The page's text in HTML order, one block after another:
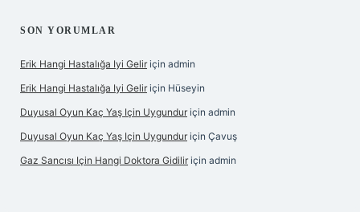
SON YORUMLAR
Erik Hangi Hastalığa Iyi Gelir için admin
Erik Hangi Hastalığa Iyi Gelir için Hüseyin
Duyusal Oyun Kaç Yaş Için Uygundur için admin
Duyusal Oyun Kaç Yaş Için Uygundur için Çavuş
Gaz Sancısı Için Hangi Doktora Gidilir için admin